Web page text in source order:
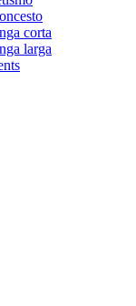
corta
larga